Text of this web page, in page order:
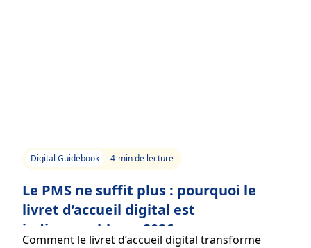
Digital Guidebook 4 min de lecture
Le PMS ne suffit plus : pourquoi le
livret d’accueil digital est
indispensable en 2026
Comment le livret d’accueil digital transforme